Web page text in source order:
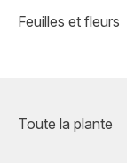
Feuilles et fleurs
Toute la plante